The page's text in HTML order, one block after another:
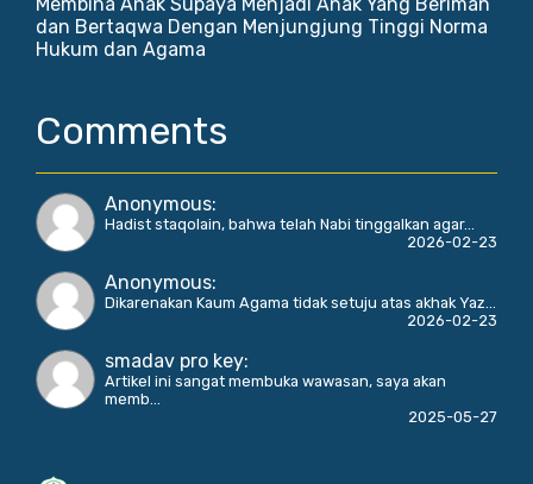
dan Bertaqwa Dengan Menjungjung Tinggi Norma
Hukum dan Agama
Comments
Anonymous:
Hadist staqolain, bahwa telah Nabi tinggalkan agar...
2026-02-23
Anonymous:
Dikarenakan Kaum Agama tidak setuju atas akhak Yaz...
2026-02-23
smadav pro key:
Artikel ini sangat membuka wawasan, saya akan
memb...
2025-05-27